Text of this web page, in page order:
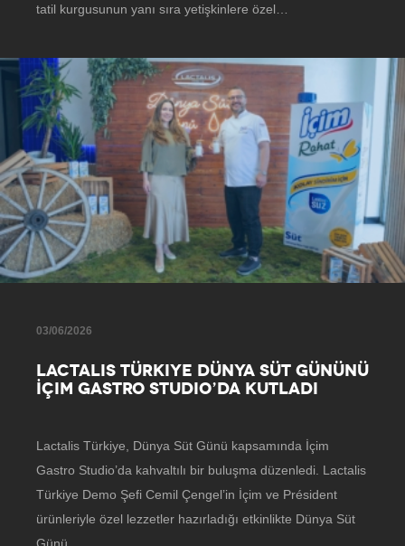
tatil kurgusunun yanı sıra yetişkinlere özel…
03/06/2026
LACTALIS TÜRKIYE DÜNYA SÜT GÜNÜNÜ
İÇIM GASTRO STUDIO’DA KUTLADI
Lactalis Türkiye, Dünya Süt Günü kapsamında İçim
Gastro Studio’da kahvaltılı bir buluşma düzenledi. Lactalis
Türkiye Demo Şefi Cemil Çengel’in İçim ve Président
ürünleriyle özel lezzetler hazırladığı etkinlikte Dünya Süt
Günü…